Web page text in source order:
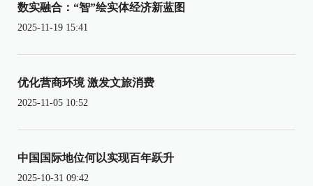
数实融合：“智”绘实体经济新蓝图
2025-11-19 15:41
优化营商环境 激发文旅消费
2025-11-05 10:52
中国国际地位何以实现百年跃升
2025-10-31 09:42